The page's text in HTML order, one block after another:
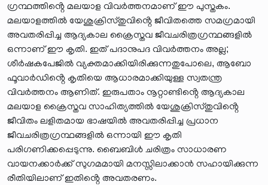
ഗ്രന്ഥത്തിൻ്റെ മലയാള വിവർത്തനമാണ് ഈ പുസ്തകം.
മലയാളത്തിൽ യേശുക്രിസ്തുവിൻ്റെ ജീവിതത്തെ സമഗ്രമായി
അവതരിപ്പിച്ച ആദ്യകാല ക്രൈസ്തവ ജീവചരിത്രഗ്രന്ഥങ്ങളിൽ
ഒന്നാണ് ഈ കൃതി. ഇത് പദാനുപദ വിവർത്തനം അല്ല;
ശീർഷകപേജിൽ വ്യക്തമാക്കിയിരിക്കുന്നതുപോലെ, ആബോ
ഫൂവാർഡിൻ്റെ കൃതിയെ ആധാരമാക്കിയുള്ള സ്വതന്ത്ര
വിവർത്തനം ആണിത്. ഇരുപതാം നൂറ്റാണ്ടിൻ്റെ ആദ്യകാല
മലയാള ക്രൈസ്തവ സാഹിത്യത്തിൽ യേശുക്രിസ്തുവിൻ്റെ
ജീവിതം ലളിതമായ ഭാഷയിൽ അവതരിപ്പിച്ച പ്രധാന
ജീവചരിത്രഗ്രന്ഥങ്ങളിൽ ഒന്നായി ഈ കൃതി
പരിഗണിക്കപ്പെടുന്നു. ബൈബിൾ ചരിത്രം സാധാരണ
വായനക്കാർക്ക് സുഗമമായി മനസ്സിലാക്കാൻ സഹായിക്കുന്ന
രീതിയിലാണ് ഇതിൻ്റെ അവതരണം.